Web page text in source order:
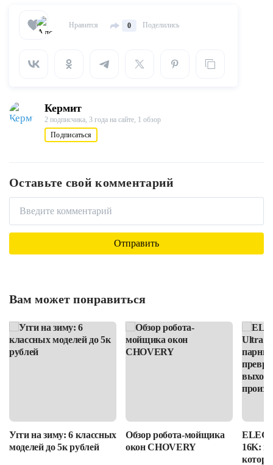
Нравится 0 Поделились
Кермит
2 подписчика, 3 года на сайте, 1 обзор
Подписаться
Оставьте свой комментарий
Вам может понравиться
Угги на зиму: 6 классных
моделей до 5к рублей
Обзор робота-мойщика
окон CHOVERY
16K: